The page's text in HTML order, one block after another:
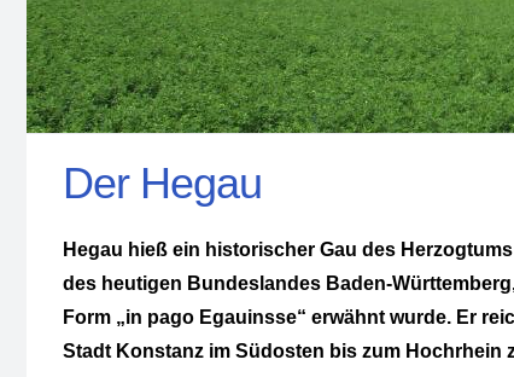
Der Hegau
Hegau hieß ein historischer Gau des
des heutigen Bundeslandes Baden-
Form „in pago Egauinsse“ erwähnt wurde. Er
Stadt Konstanz im Südosten bis zum Hochrhein